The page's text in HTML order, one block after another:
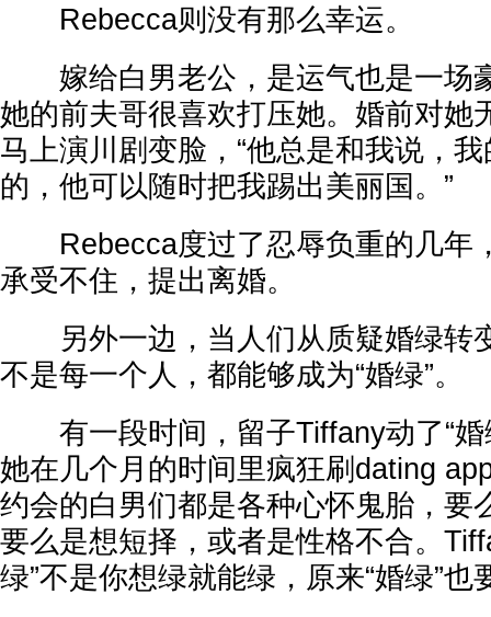
Rebecca则没有那么幸运。
嫁给白男老公，是运气也是一场
她的前夫哥很喜欢打压她。婚前对她
马上演川剧变脸，“他总是和我说，
的，他可以随时把我踢出美丽国。”
Rebecca度过了忍辱负重的几年
承受不住，提出离婚。
另外一边，当人们从质疑婚绿转
不是每一个人，都能够成为“婚绿”。
有一段时间，留子Tiffany动了“婚
她在几个月的时间里疯狂刷dating
约会的白男们都是各种心怀鬼胎，要
要么是想短择，或者是性格不合。
绿”不是你想绿就能绿，原来“婚绿”